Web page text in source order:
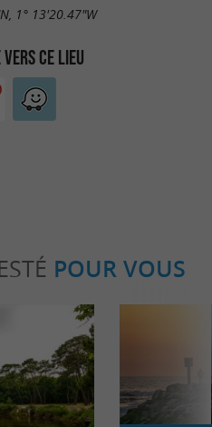
1° 13'20.47"W
CE LIEU
POUR VOUS